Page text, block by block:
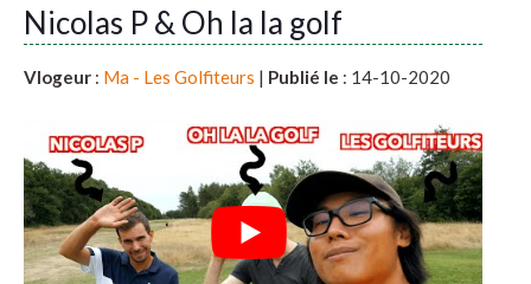
Nicolas P & Oh la la golf
Vlogeur : Ma - Les Golfiteurs | Publié le : 14-10-2020